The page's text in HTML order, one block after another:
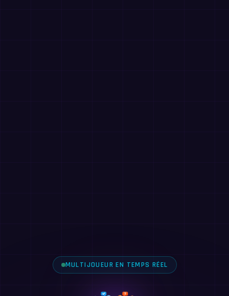
MULTIJOUEUR EN TEMPS RÉEL